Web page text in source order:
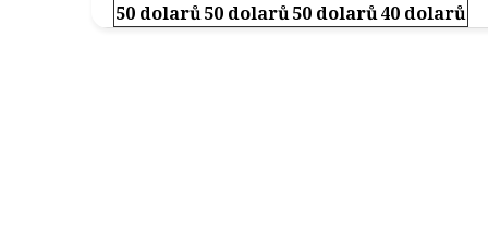
50 dolarů50 dolarů50 dolarů40 dolarů